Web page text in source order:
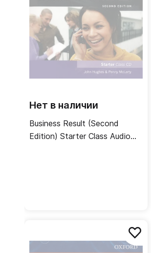
Нет в наличии
Business Result (Second
Edition) Starter Class Audio